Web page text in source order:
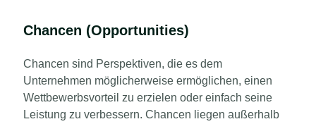
Chancen (Opportunities)
Chancen sind Perspektiven, die es dem
Unternehmen möglicherweise ermöglichen, einen
Wettbewerbsvorteil zu erzielen oder einfach seine
Leistung zu verbessern. Chancen liegen außerhalb